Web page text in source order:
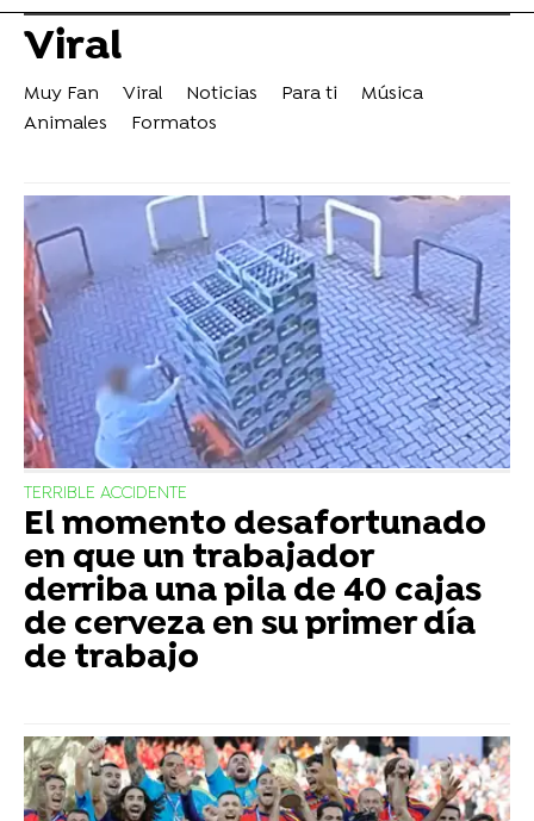
Viral
Muy Fan Viral Noticias Para ti
Música
Animales
Formatos
TERRIBLE ACCIDENTE
El momento desafortunado
en que un trabajador
derriba una pila de 40 cajas
de cerveza en su primer día
de trabajo